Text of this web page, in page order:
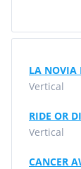
LA NOVIA
Vertical
RIDE OR
Vertical
CANCER